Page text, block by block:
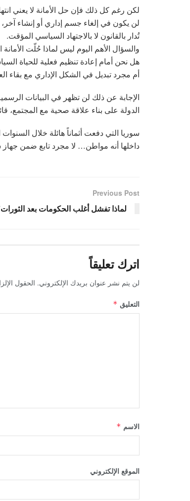
لكن رغم كل ذلك فإن حل الأمانة لا يعني
لن يكون في إلغاء جسم إداري أو إنشاء
تُدار بالقانون لا بالاجتهاد السياسي المؤقت.
والسؤال الأهم اليوم ليس لماذا حُلّت
هل نحن أمام إعادة تنظيم فعلية للحياة
أم مجرد تبديل في الشكل الإداري مع بقاء
الإجابة عن ذلك لن تظهر في البيانات
الدولة على بناء علاقة صحية مع المجتمع،
سوريا التي دفعت أثماناً هائلة خلال
داخلها أنه مواطن… لا مجرد تابع ضمن
Previous Post
لماذا تفشل أغلب الحكومات بعد
اترك تعليقاً
لن يتم نشر عنوان بريدك الإلكتروني. الحقول
التعليق *
الاسم *
الموقع الإلكتروني